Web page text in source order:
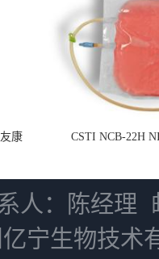
康
CSTI NCB-22H
人：陈经理
宁生物技术